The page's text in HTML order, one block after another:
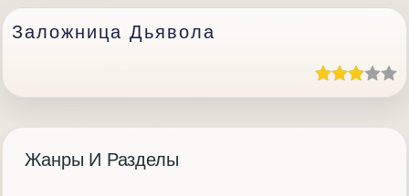
Заложница Дьявола
Жанры И Разделы